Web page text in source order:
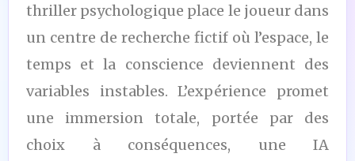
thriller psychologique place le joueur dans
un centre de recherche fictif où l’espace, le
temps et la conscience deviennent des
variables instables. L’expérience promet
une immersion totale, portée par des
choix à conséquences, une IA